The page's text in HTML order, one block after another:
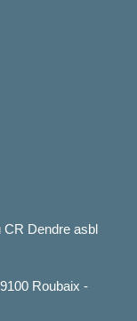
CR Dendre asbl
Roubaix -